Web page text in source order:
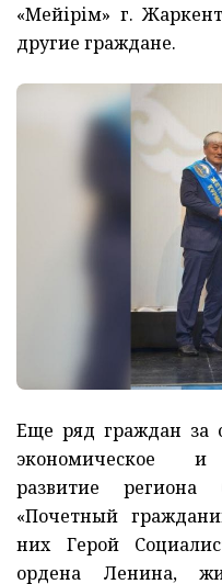
«Мейірім» г.
другие граждане.
Еще ряд граждан за
экономическое и
развитие региона
«Почетный
них Герой
ордена Ленина,